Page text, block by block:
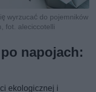
wyrzucać do pojemników
fot. aleciccotelli
napojach:
ekologicznej i